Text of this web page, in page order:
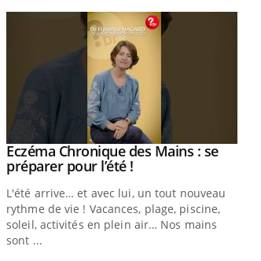
Youtube
Eczéma Chronique des Mains : se
préparer pour l’été !Youtube
L'été arrive… et avec lui, un tout nouveau
rythme de vie ! Vacances, plage, piscine,
soleil, activités en plein air… Nos mains
sont ...